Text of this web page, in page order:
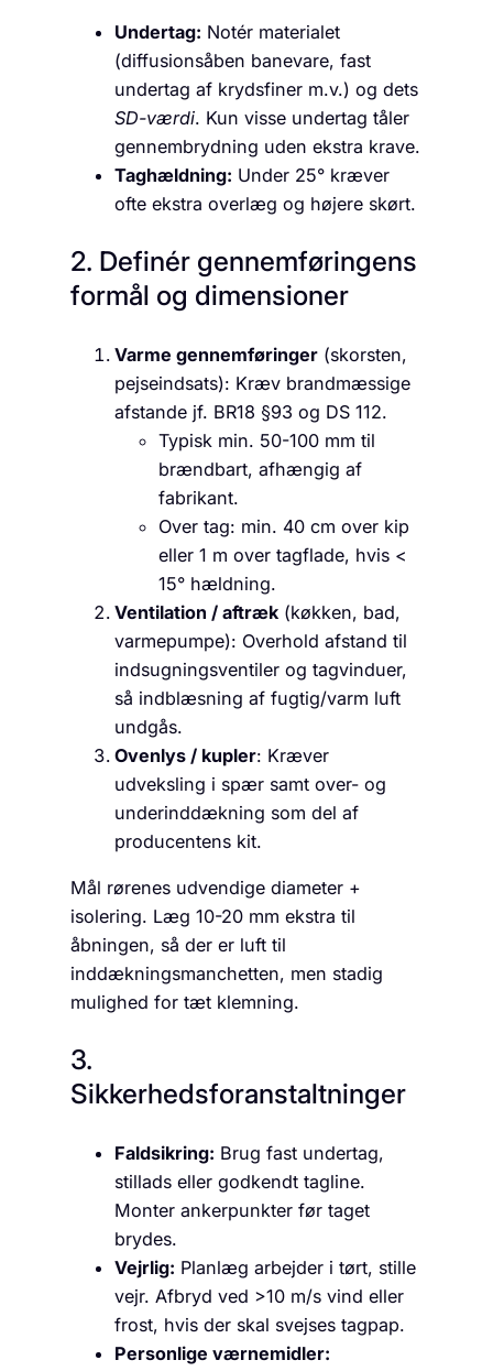
Undertag: Notér materialet
(diffusionsåben banevare, fast
undertag af krydsfiner m.v.) og dets
SD-værdi. Kun visse undertag tåler
gennembrydning uden ekstra krave.
Taghældning: Under 25° kræver
ofte ekstra overlæg og højere skørt.
2. Definér gennemføringens
formål og dimensioner
Varme gennemføringer (skorsten,
pejseindsats): Kræv brandmæssige
afstande jf. BR18 §93 og DS 112.
Typisk min. 50-100 mm til
brændbart, afhængig af
fabrikant.
Over tag: min. 40 cm over kip
eller 1 m over tagflade, hvis <
15° hældning.
Ventilation / aftræk (køkken, bad,
varmepumpe): Overhold afstand til
indsugningsventiler og tagvinduer,
så indblæsning af fugtig/varm luft
undgås.
Ovenlys / kupler: Kræver
udveksling i spær samt over- og
underinddækning som del af
producentens kit.
Mål rørenes udvendige diameter +
isolering. Læg 10-20 mm ekstra til
åbningen, så der er luft til
inddækningsmanchetten, men stadig
mulighed for tæt klemning.
3.
Sikkerhedsforanstaltninger
Faldsikring: Brug fast undertag,
stillads eller godkendt tagline.
Monter ankerpunkter før taget
brydes.
Vejrlig: Planlæg arbejder i tørt, stille
vejr. Afbryd ved >10 m/s vind eller
frost, hvis der skal svejses tagpap.
Personlige værnemidler: